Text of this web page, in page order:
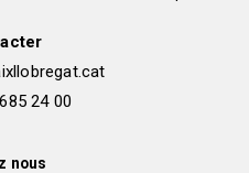
24 00
nous